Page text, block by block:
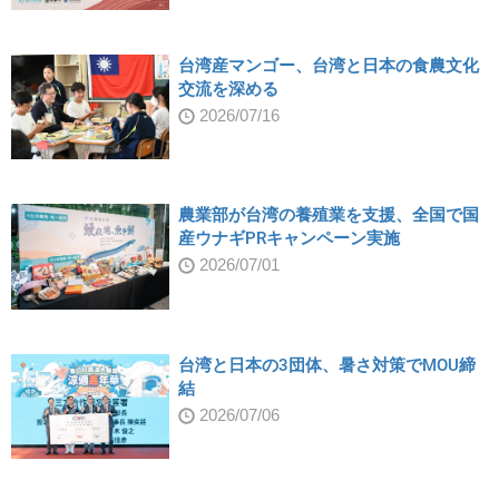
台湾産マンゴー、台湾と日本の食農文化
交流を深める
2026/07/16
農業部が台湾の養殖業を支援、全国で国
産ウナギPRキャンペーン実施
2026/07/01
台湾と日本の3団体、暑さ対策でMOU締
結
2026/07/06